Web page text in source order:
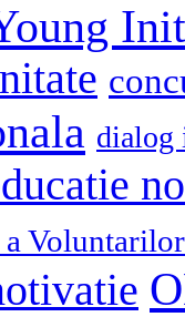
dialog
Voluntarilor